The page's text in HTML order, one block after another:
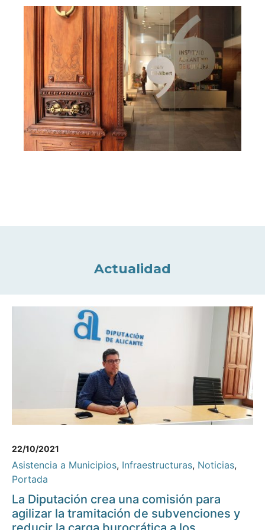
Actualidad
22/10/2021
Asistencia a Municipios, Infraestructuras, Noticias,
Portada
La Diputación crea una comisión para
agilizar la tramitación de subvenciones y